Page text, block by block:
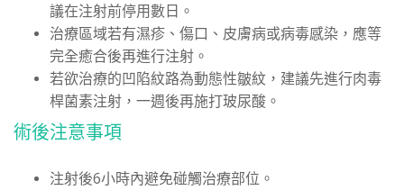
議在注射前停用數日。
治療區域若有濕疹、傷口、皮膚病或病毒感染，應等
完全癒合後再進行注射。
若欲治療的凹陷紋路為動態性皺紋，建議先進行肉毒
桿菌素注射，一週後再施打玻尿酸。
術後注意事項
注射後6小時內避免碰觸治療部位。